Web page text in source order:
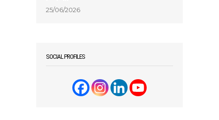
25/06/2026
SOCIAL PROFILES